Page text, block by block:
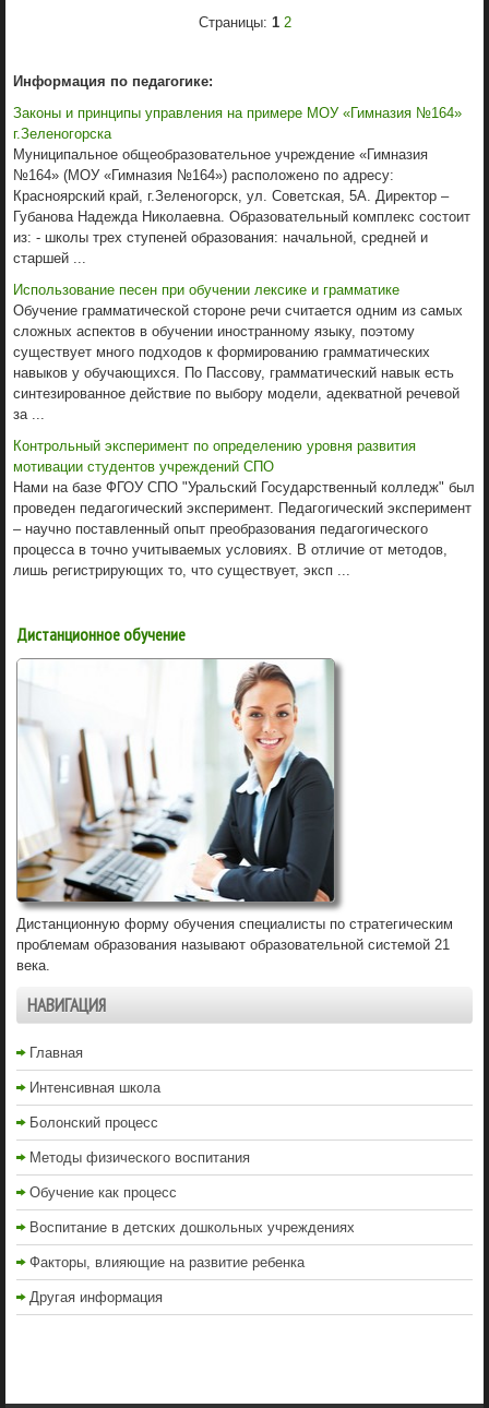
Страницы: 1 2
Информация по педагогике:
Законы и принципы управления на примере МОУ «Гимназия №164»
г.Зеленогорска
Муниципальное общеобразовательное учреждение «Гимназия
№164» (МОУ «Гимназия №164») расположено по адресу:
Красноярский край, г.Зеленогорск, ул. Советская, 5А. Директор –
Губанова Надежда Николаевна. Образовательный комплекс состоит
из: - школы трех ступеней образования: начальной, средней и
старшей ...
Использование песен при обучении лексике и грамматике
Обучение грамматической стороне речи считается одним из самых
сложных аспектов в обучении иностранному языку, поэтому
существует много подходов к формированию грамматических
навыков у обучающихся. По Пассову, грамматический навык есть
синтезированное действие по выбору модели, адекватной речевой
за ...
Контрольный эксперимент по определению уровня развития
мотивации студентов учреждений СПО
Нами на базе ФГОУ СПО "Уральский Государственный колледж" был
проведен педагогический эксперимент. Педагогический эксперимент
– научно поставленный опыт преобразования педагогического
процесса в точно учитываемых условиях. В отличие от методов,
лишь регистрирующих то, что существует, эксп ...
Дистанционное обучение
Дистанционную форму обучения специалисты по стратегическим
проблемам образования называют образовательной системой 21
века.
НАВИГАЦИЯ
Главная
Интенсивная школа
Болонский процесс
Методы физического воспитания
Обучение как процесс
Воспитание в детских дошкольных учреждениях
Факторы, влияющие на развитие ребенка
Другая информация